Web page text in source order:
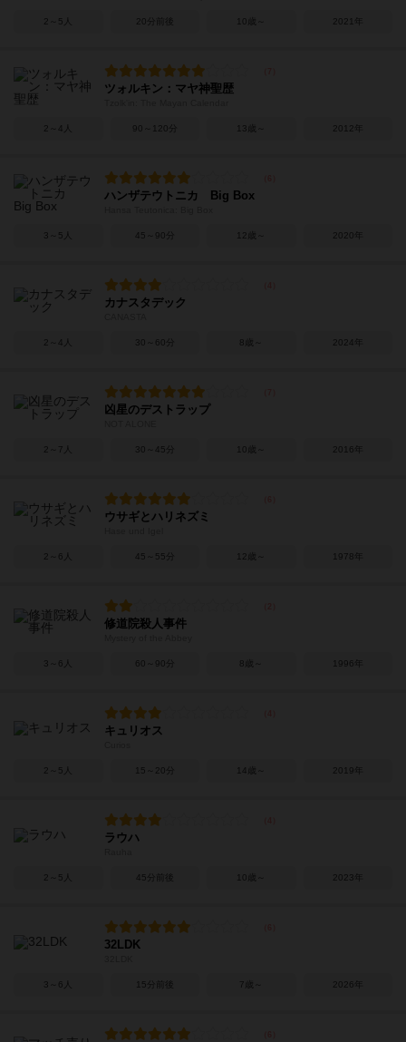
2～5人 20分前後 10歳～ 2021年
ツォルキン：マヤ神聖歴
2～4人 90～120分 13歳～ 2012年
ハンザテウトニカ Big Box
3～5人 45～90分 12歳～ 2020年
カナスタデック
2～4人 30～60分 8歳～ 2024年
凶星のデストラップ
2～7人 30～45分 10歳～ 2016年
ウサギとハリネズミ
2～6人 45～55分 12歳～ 1978年
修道院殺人事件
3～6人 60～90分 8歳～ 1996年
キュリオス
2～5人 15～20分 14歳～ 2019年
ラウハ
2～5人 45分前後 10歳～ 2023年
32LDK
3～6人 15分前後 7歳～ 2026年